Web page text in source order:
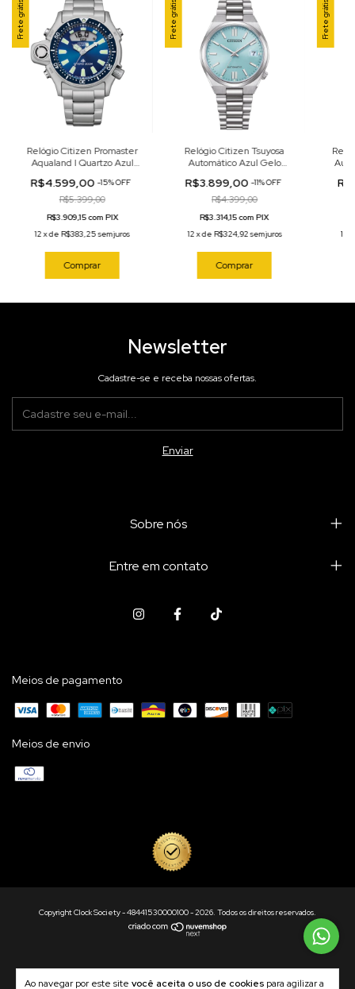
Ao navegar por este site você aceita o uso de cookies para agilizar a
Frete grátis
Relógio Citizen Promaster
Aqualand I Quartzo Azul
R$4.599,00-15%OFF
R$5.399,00
R$3.909,15 com PIX
12 xde R$383,25 sem juros
Comprar
Frete grátis
Relógio Citizen Tsuyosa
Automático Azul Gelo
NJ0200‑50L
R$3.899,00-11%OFF
R$4.399,00
R$3.314,15 com PIX
12 xde R$324,92 sem juros
Comprar
Frete grátis
12
Newsletter
Cadastre-se e receba nossas ofertas.
Sobre nós
Entre em contato
Meios de pagamento
Meios de envio
Copyright Clock Society - 48441530000100 - 2026. Todos os direitos reservados.